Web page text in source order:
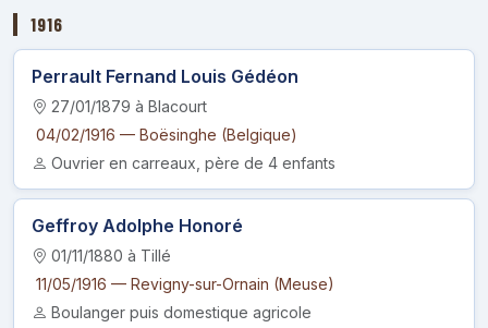
1916
Perrault Fernand Louis Gédéon
27/01/1879 à Blacourt
04/02/1916 — Boësinghe (Belgique)
Ouvrier en carreaux, père de 4 enfants
Geffroy Adolphe Honoré
01/11/1880 à Tillé
11/05/1916 — Revigny-sur-Ornain (Meuse)
Boulanger puis domestique agricole